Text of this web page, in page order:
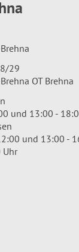
29
OT Brehna
und 13:00 -
und 13:00 -
Uhr